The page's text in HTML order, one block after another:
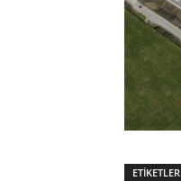
ETIKETLER